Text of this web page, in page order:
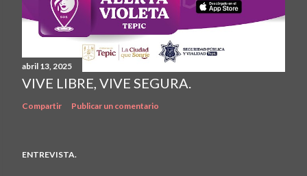
abril 13, 2025
VIVE LIBRE, VIVE SEGURA.
Compartir Publicar un comentario
ENTREVISTA.